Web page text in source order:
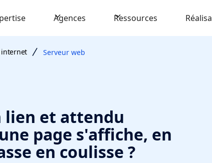
Agences Ressources
internet Serveur web
lien et attendu
page s'affiche, en
en coulisse ?